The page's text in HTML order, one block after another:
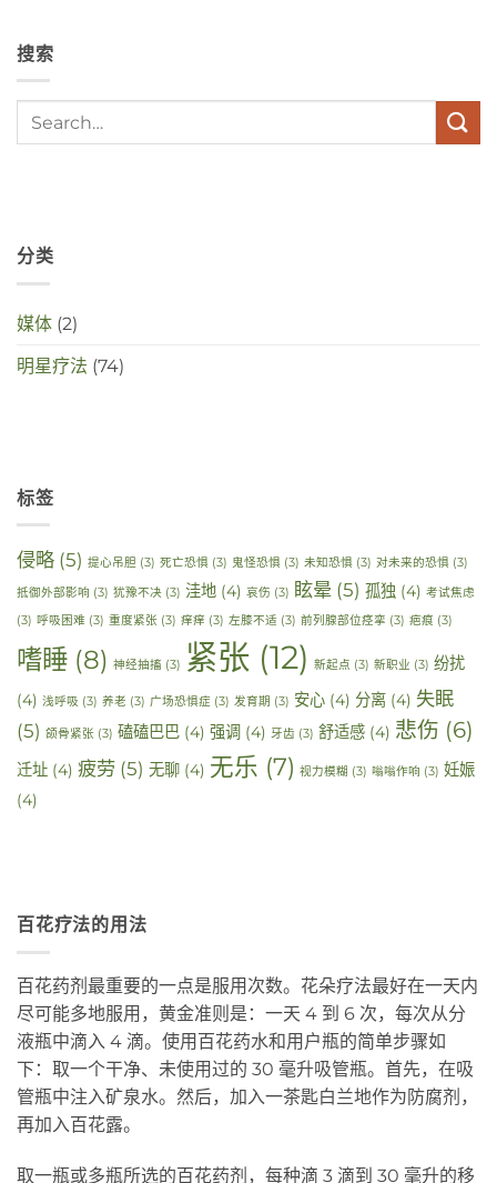
in
deze
搜索
分类
媒体 (2)
明星疗法 (74)
标签
侵略 (5) 提心吊胆 (3) 死亡恐惧 (3) 鬼怪恐惧 (3) 未知恐惧 (3) 对未来的恐惧 (3)
抵御外部影响 (3) 犹豫不决 (3) 洼地 (4) 哀伤 (3) 眩晕 (5) 孤独 (4) 考试焦虑
(3) 呼吸困难 (3) 重度紧张 (3) 痒痒 (3) 左膝不适 (3) 前列腺部位痉挛 (3) 疤痕 (3)
嗜睡 (8) 神经抽搐 (3) 紧张 (12) 新起点 (3) 新职业 (3) 纷扰
(4) 浅呼吸 (3) 养老 (3) 广场恐惧症 (3) 发育期 (3) 安心 (4) 分离 (4) 失眠
(5) 颌骨紧张 (3) 磕磕巴巴 (4) 强调 (4) 牙齿 (3) 舒适感 (4) 悲伤 (6)
迁址 (4) 疲劳 (5) 无聊 (4) 无乐 (7) 视力模糊 (3) 嗡嗡作响 (3) 妊娠
(4)
百花疗法的用法
百花药剂最重要的一点是服用次数。花朵疗法最好在一天内
尽可能多地服用，黄金准则是：一天 4 到 6 次，每次从分
液瓶中滴入 4 滴。使用百花药水和用户瓶的简单步骤如
下：取一个干净、未使用过的 30 毫升吸管瓶。首先，在吸
管瓶中注入矿泉水。然后，加入一茶匙白兰地作为防腐剂，
再加入百花露。
取一瓶或多瓶所选的百花药剂，每种滴 3 滴到 30 毫升的移